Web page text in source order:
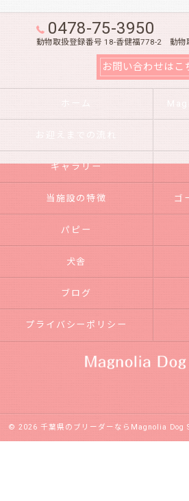
0478-75-3950
動物取扱登録番号 18-香健福778-2 動物
お問い合わせはこ
ホーム
お迎えまでの流れ
ギャラリー
当施設の特徴 ゴ
パピー
犬舎
ブログ
プライバシーポリシー
© 2026 千葉県のブリーダーならMagnolia Dog